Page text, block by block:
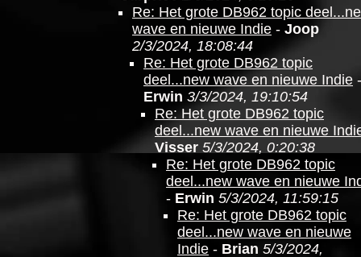
Re: Het grote DB962 topic
wave en nieuwe Indie - Joop
2/3/2024, 18:08:44
Re: Het grote DB962 topic
deel...new wave en nieuwe Indie -
Erwin 3/3/2024, 19:10:54
Re: Het grote DB962 topic
deel...new wave en nieuwe
Visser 5/3/2024, 0:20:38
Re: Het grote DB962 topic
deel...new wave en nieuwe
- Erwin 5/3/2024, 11:59:15
Re: Het grote DB962 topic
deel...new wave en nieuwe
Indie - Brian 5/3/2024,